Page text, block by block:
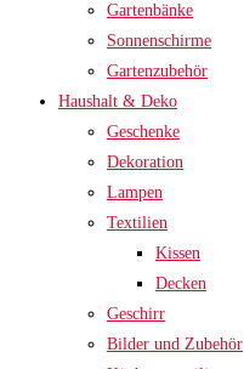
Gartenbänke
Sonnenschirme
Gartenzubehör
Haushalt & Deko
Geschenke
Dekoration
Lampen
Textilien
Kissen
Decken
Geschirr
Bilder und Zubehör